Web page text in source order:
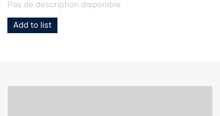
Pas de description disponible
Add to list